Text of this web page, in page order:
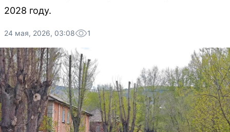
2028 году.
24 мая, 2026, 03:08 1